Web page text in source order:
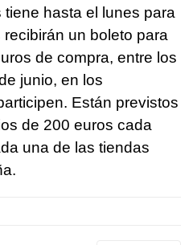
hasta el lunes para
un boleto para
de compra, entre los
junio, en los
Están previstos
de 200 euros cada
una de las tiendas